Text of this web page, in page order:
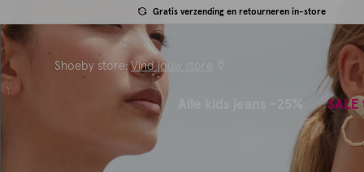
Gratis verzending en retourneren in-store
Shoeby store:Vind jouw store